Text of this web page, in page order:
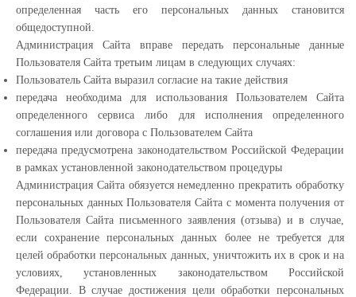
определенная часть его персональных данных становится
общедоступной.
Администрация Сайта вправе передать персональные данные
Пользователя Сайта третьим лицам в следующих случаях:
Пользователь Сайта выразил согласие на такие действия
передача необходима для использования Пользователем Сайта
определенного сервиса либо для исполнения определенного
соглашения или договора с Пользователем Сайта
передача предусмотрена законодательством Российской Федерации
в рамках установленной законодательством процедуры
Администрация Сайта обязуется немедленно прекратить обработку
персональных данных Пользователя Сайта с момента получения от
Пользователя Сайта письменного заявления (отзыва) и в случае,
если сохранение персональных данных более не требуется для
целей обработки персональных данных, уничтожить их в срок и на
условиях, установленных законодательством Российской
Федерации. В случае достижения цели обработки персональных